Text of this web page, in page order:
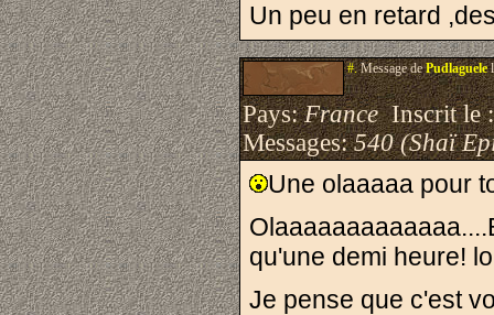
Un peu en retard
#.Message dePudlaguele
Pays:FranceInscrit le
Messages:540 (Shaï
Une olaaaaa pour
qu'une demi heure!
Je pense que c'est